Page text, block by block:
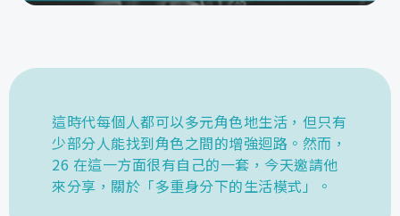
這時代每個人都可以多元角色地生活，但只有
少部分人能找到角色之間的增強迴路。然而，
26 在這一方面很有自己的一套，今天邀請他
來分享，關於「多重身分下的生活模式」。